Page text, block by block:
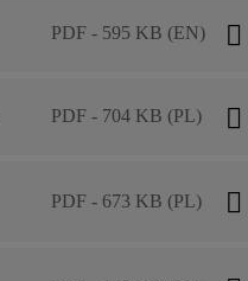
PDF - 595 KB (EN)
PDF - 704 KB (PL)
PDF - 673 KB (PL)